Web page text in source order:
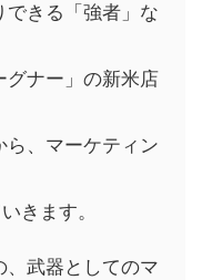
できる「強者」な
グナー」の新米店
ら、マーケティン
きます。
、武器としてのマ